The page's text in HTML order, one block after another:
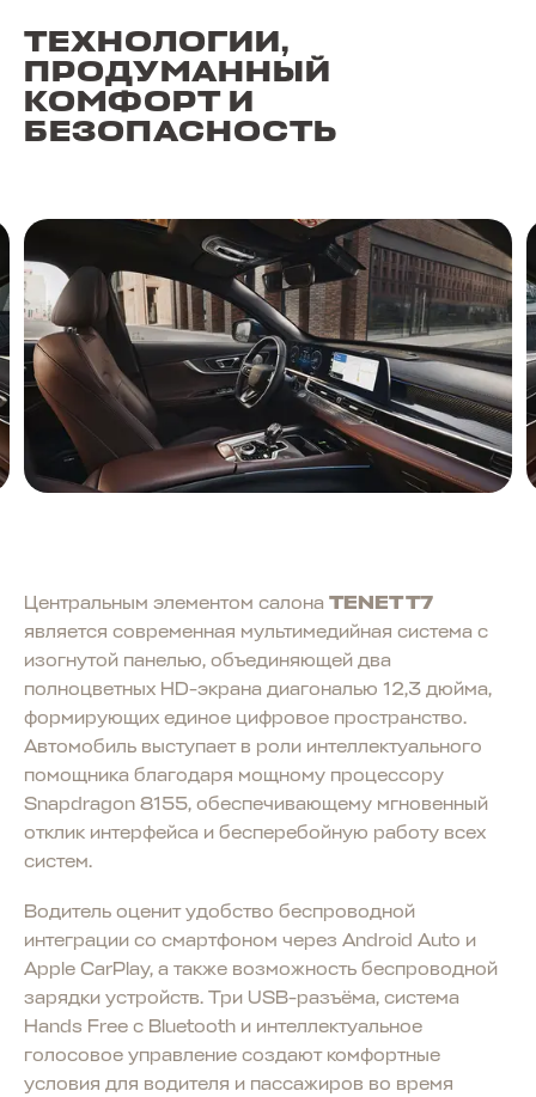
ТЕХНОЛОГИИ,
ПРОДУМАННЫЙ
КОМФОРТ И
БЕЗОПАСНОСТЬ
Центральным элементом салона TENET T7
является современная мультимедийная система с
изогнутой панелью, объединяющей два
полноцветных HD-экрана диагональю 12,3 дюйма,
формирующих единое цифровое пространство.
Автомобиль выступает в роли интеллектуального
помощника благодаря мощному процессору
Snapdragon 8155, обеспечивающему мгновенный
отклик интерфейса и бесперебойную работу всех
систем.
Водитель оценит удобство беспроводной
интеграции со смартфоном через Android Auto и
Apple CarPlay, а также возможность беспроводной
зарядки устройств. Три USB-разъёма, система
Hands Free с Bluetooth и интеллектуальное
голосовое управление создают комфортные
условия для водителя и пассажиров во время